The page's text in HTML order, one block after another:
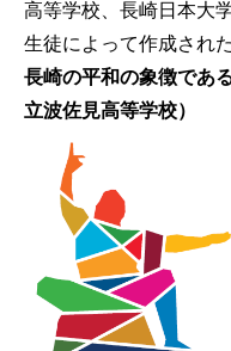
高等学校、長崎日本大
生徒によって作成され
長崎の平和の象徴であ
立波佐見高等学校）